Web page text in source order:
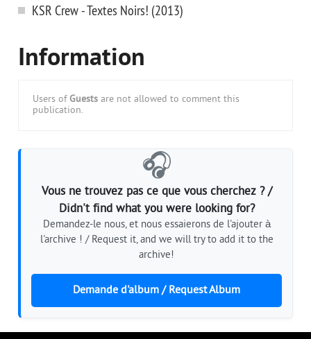
KSR Crew - Textes Noirs! (2013)
Information
Users of Guests are not allowed to comment this
publication.
🎧
Vous ne trouvez pas ce que vous cherchez ? /
Didn't find what you were looking for?
Demandez-le nous, et nous essaierons de l'ajouter à
l'archive ! / Request it, and we will try to add it to the
archive!
Demande d'album / Request Album